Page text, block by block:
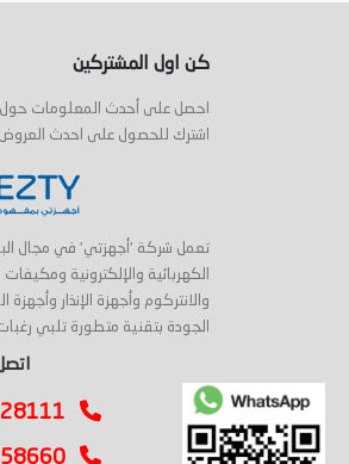
كن اول المشتركين
احصل على أحدث المعلومات حول
اشترك للحصول على احدث
تعمل شركة 'أجهزتي' في مجال
الكهربائية والإلكترونية
والانتركوم وأجهزة الإنذار
الجودة بتقنية متطورة تلبي